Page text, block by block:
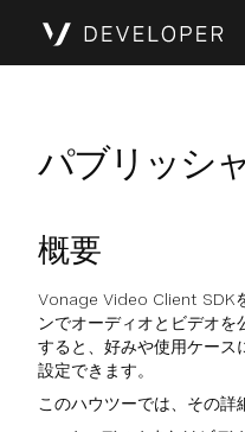
パブリッシ
概要
Vonage Video Client SDK
ンでオーディオとビデオ
すると、好みや使用ケー
設定できます。
このハウツーでは、その詳